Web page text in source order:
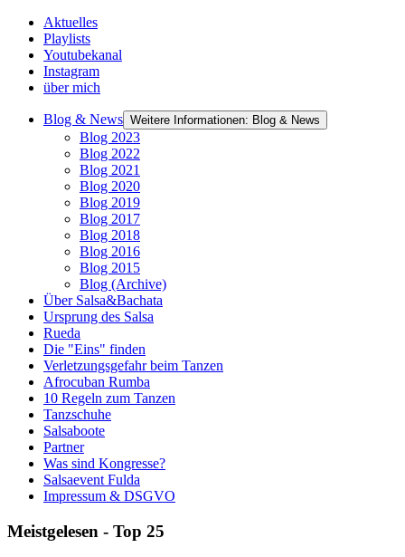
Aktuelles
Playlists
Youtubekanal
Instagram
über mich
Blog & News Weitere Informationen: Blog & News
Blog 2023
Blog 2022
Blog 2021
Blog 2020
Blog 2019
Blog 2017
Blog 2018
Blog 2016
Blog 2015
Blog (Archive)
Über Salsa&Bachata
Ursprung des Salsa
Rueda
Die "Eins" finden
Verletzungsgefahr beim Tanzen
Afrocuban Rumba
10 Regeln zum Tanzen
Tanzschuhe
Salsaboote
Partner
Was sind Kongresse?
Salsaevent Fulda
Impressum & DSGVO
Meistgelesen - Top 25